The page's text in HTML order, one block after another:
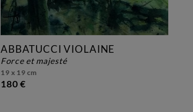
ABBATUCCI VIOLAINE
force et majesté
19 x 19 cm
180 €